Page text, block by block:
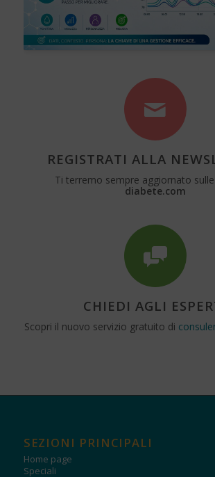
REGISTRATI ALLA
Ti terremo sempre aggiornato
diabete.com
CHIEDI AGLI
Scopri il nuovo servizio gratuito di
SEZIONI PRINCIPALI
Home page
Speciali